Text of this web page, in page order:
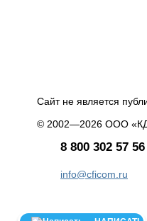
Сайт не является
© 2002—2026 ООО
8 800 302 57 56
info@cficom.ru